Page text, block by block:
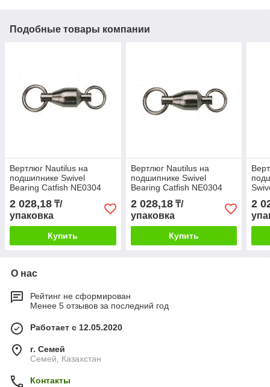
Подобные товары компании
Вертлюг Nautilus на
подшипнике Swivel
Bearing Catfish NE0304
2 028,18 ₸/
упаковка
Купить
Вертлюг Nautilus на
подшипнике Swivel
Bearing Catfish NE0304
2 028,18₸/
упаковка
Купить
2
О нас
Рейтинг не сформирован
Менее 5 отзывов за последний год
Работает с 12.05.2020
г. Семей
Семей, Казахстан
Контакты